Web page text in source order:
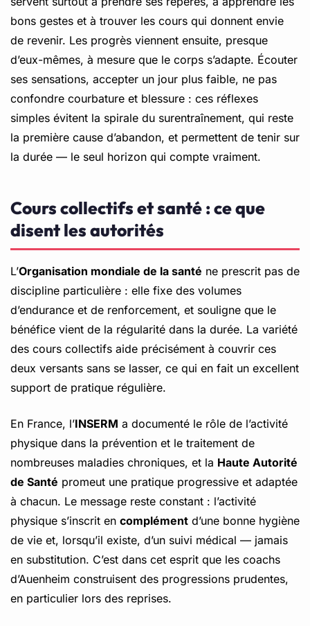
bons gestes et à trouver les cours qui donnent envie
de revenir. Les progrès viennent ensuite, presque
d’eux-mêmes, à mesure que le corps s’adapte. Écouter
ses sensations, accepter un jour plus faible, ne pas
confondre courbature et blessure : ces réflexes
simples évitent la spirale du surentraînement, qui reste
la première cause d’abandon, et permettent de tenir sur
la durée — le seul horizon qui compte vraiment.
Cours collectifs et santé : ce que
disent les autorités
L’Organisation mondiale de la santé ne prescrit pas de
discipline particulière : elle fixe des volumes
d’endurance et de renforcement, et souligne que le
bénéfice vient de la régularité dans la durée. La variété
des cours collectifs aide précisément à couvrir ces
deux versants sans se lasser, ce qui en fait un excellent
support de pratique régulière.
En France, l’INSERM a documenté le rôle de l’activité
physique dans la prévention et le traitement de
nombreuses maladies chroniques, et la Haute Autorité
de Santé promeut une pratique progressive et adaptée
à chacun. Le message reste constant : l’activité
physique s’inscrit en complément d’une bonne hygiène
de vie et, lorsqu’il existe, d’un suivi médical — jamais
en substitution. C’est dans cet esprit que les coachs
d’Auenheim construisent des progressions prudentes,
en particulier lors des reprises.